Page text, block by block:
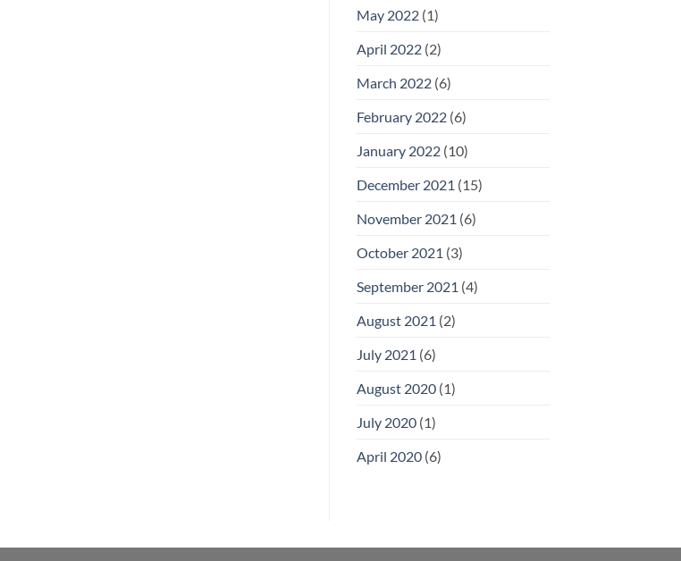
May 2022(1)
April 2022(2)
March 2022(6)
February 2022(6)
January 2022(10)
December 2021 (15)
November 2021 (6)
October 2021 (3)
September 2021 (4)
August 2021 (2)
July 2021 (6)
August 2020(1)
July 2020(1)
April 2020(6)